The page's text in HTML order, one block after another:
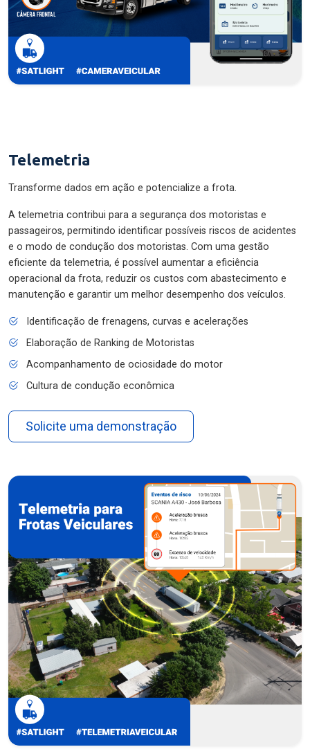
Telemetria
Transforme dados em ação e potencialize a frota.
A telemetria contribui para a segurança dos motoristas e
passageiros, permitindo identificar possíveis riscos de acidentes
e o modo de condução dos motoristas. Com uma gestão
eficiente da telemetria, é possível aumentar a eficiência
operacional da frota, reduzir os custos com abastecimento e
manutenção e garantir um melhor desempenho dos veículos.
Identificação de frenagens, curvas e acelerações
Elaboração de Ranking de Motoristas
Acompanhamento de ociosidade do motor
Cultura de condução econômica
Solicite uma demonstração